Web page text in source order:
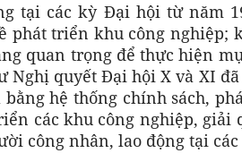
tại các kỳ Đại hội từ năm
phát triển khu công nghiệp;
quan trọng để thực hiện
Nghị quyết Đại hội X và XI
hệ thống chính sách,
các khu công nghiệp, giải
công nhân, lao động tại